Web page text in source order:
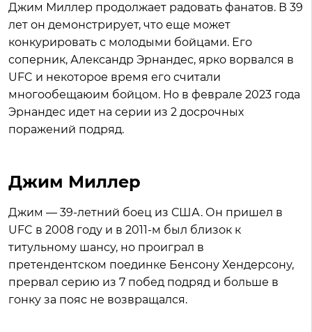
Джим Миллер продолжает радовать фанатов. В 39
лет он демонстрирует, что еще может
конкурировать с молодыми бойцами. Его
соперник, Александр Эрнандес, ярко ворвался в
UFC и некоторое время его считали
многообещаюим бойцом. Но в феврале 2023 года
Эрнандес идет на серии из 2 досрочных
поражений подряд.
Джим Миллер
Джим — 39-летний боец из США. Он пришел в
UFC в 2008 году и в 2011-м был близок к
титульному шансу, но проиграл в
претендентском поединке Бенсону Хендерсону,
прервал серию из 7 побед подряд и больше в
гонку за пояс не возвращался.